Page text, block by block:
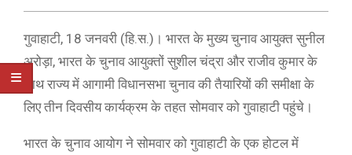
गुवाहाटी, 18 जनवरी (हि.स.)। भारत के मुख्य चुनाव आयुक्त सुनील
अरोड़ा, भारत के चुनाव आयुक्तों सुशील चंद्रा और राजीव कुमार के
साथ राज्य में आगामी विधानसभा चुनाव की तैयारियों की समीक्षा के
लिए तीन दिवसीय कार्यक्रम के तहत सोमवार को गुवाहाटी पहुंचे।
भारत के चुनाव आयोग ने सोमवार को गुवाहाटी के एक होटल में